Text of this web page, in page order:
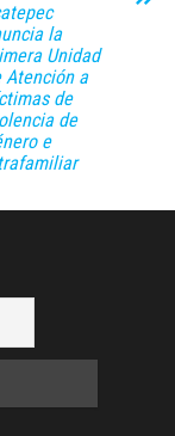
la
Unidad
Atención a
de
de
e